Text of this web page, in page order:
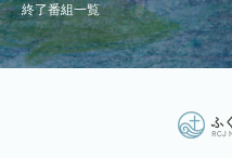
終了番組一覧